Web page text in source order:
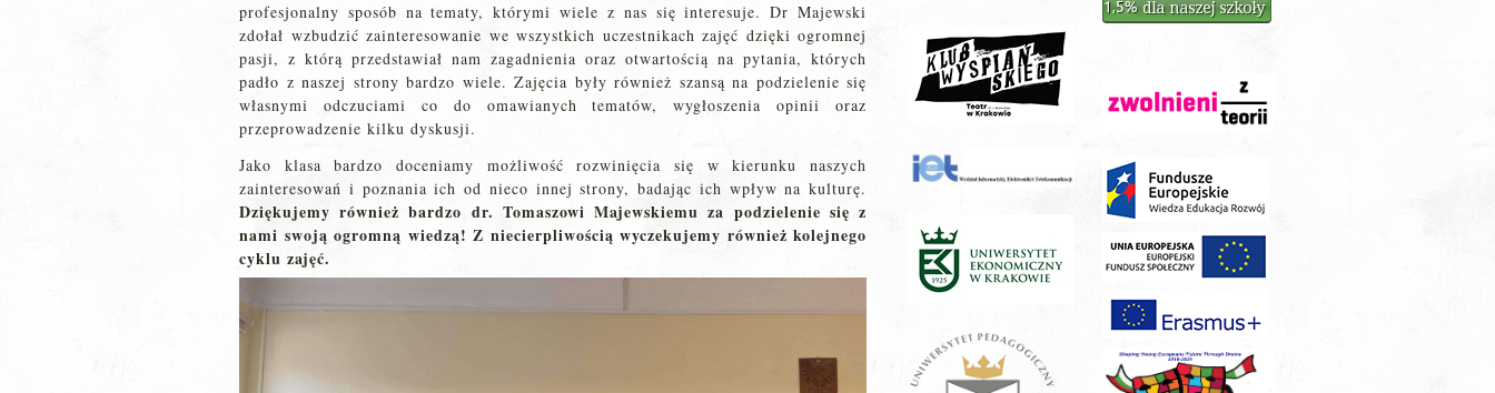
profesjonalny sposób na tematy, którymi wiele z nas się interesuje. Dr Majewski
zdołał wzbudzić zainteresowanie we wszystkich uczestnikach zajęć dzięki ogromnej
pasji, z którą przedstawiał nam zagadnienia oraz otwartością na pytania, których
padło z naszej strony bardzo wiele. Zajęcia były również szansą na podzielenie się
własnymi odczuciami co do omawianych tematów, wygłoszenia opinii oraz
przeprowadzenie kilku dyskusji.
Jako klasa bardzo doceniamy możliwość rozwinięcia się w kierunku naszych
zainteresowań i poznania ich od nieco innej strony, badając ich wpływ na kulturę.
Dziękujemy również bardzo dr. Tomaszowi Majewskiemu za podzielenie się z
nami swoją ogromną wiedzą! Z niecierpliwością wyczekujemy również kolejnego
cyklu zajęć.